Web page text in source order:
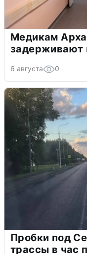
Медикам
задерживают
6 августа 0
Пробки под
трассы в час